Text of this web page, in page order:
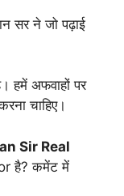
सर ने जो पढ़ाई
हमें अफवाहों पर
चाहिए।
Sir Real
है? कमेंट में